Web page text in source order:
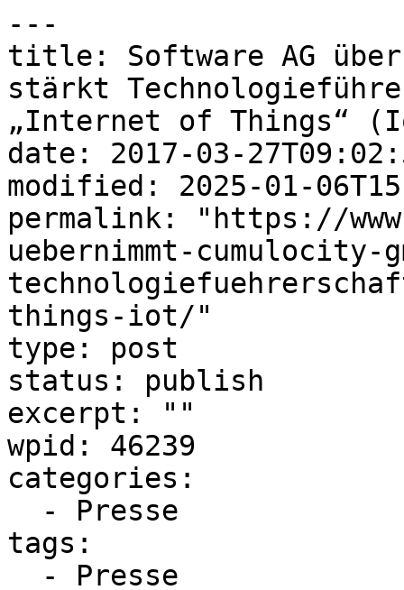
---
title: Software AG
stärkt
„Internet of Things“
date: 2017-03-
modified: 2025-01-
permalink: "https://
uebernimmt-cumulocity-
things-iot/"
type: post
status: publish
excerpt: ""
wpid: 46239
categories:
tags: